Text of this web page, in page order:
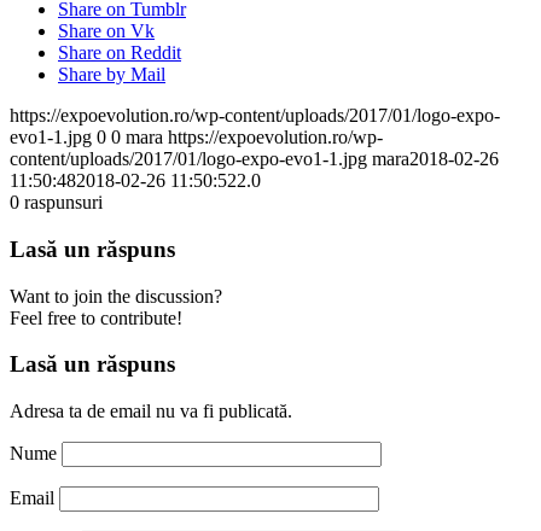
Share on Tumblr
Share on Vk
Share on Reddit
Share by Mail
https://expoevolution.ro/wp-content/uploads/2017/01/logo-expo-
evo1-1.jpg 0 0 mara https://expoevolution.ro/wp-
content/uploads/2017/01/logo-expo-evo1-1.jpg mara2018-02-26
11:50:482018-02-26 11:50:522.0
0 raspunsuri
Lasă un răspuns
Want to join the discussion?
Feel free to contribute!
Lasă un răspuns
Adresa ta de email nu va fi publicată.
Nume
Email